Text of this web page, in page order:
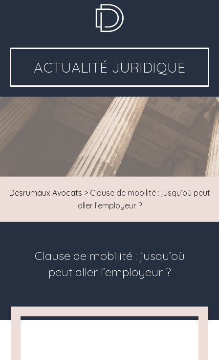
ACTUALITÉ JURIDIQUE
Desrumaux Avocats > Clause de mobilité : jusqu’où peut
aller l’employeur ?
Clause de mobilité : jusqu’où
peut aller l’employeur ?